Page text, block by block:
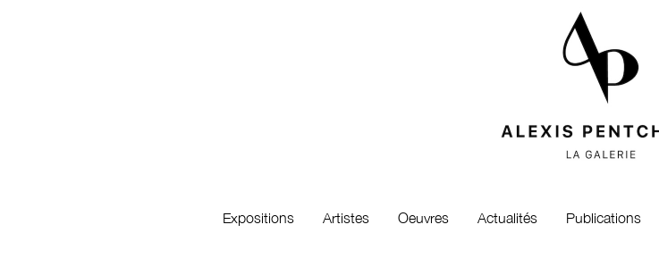
Expositions Artistes Oeuvres Actualités Publications